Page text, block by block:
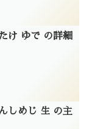
け ゆで の詳細
しめじ 生 の主